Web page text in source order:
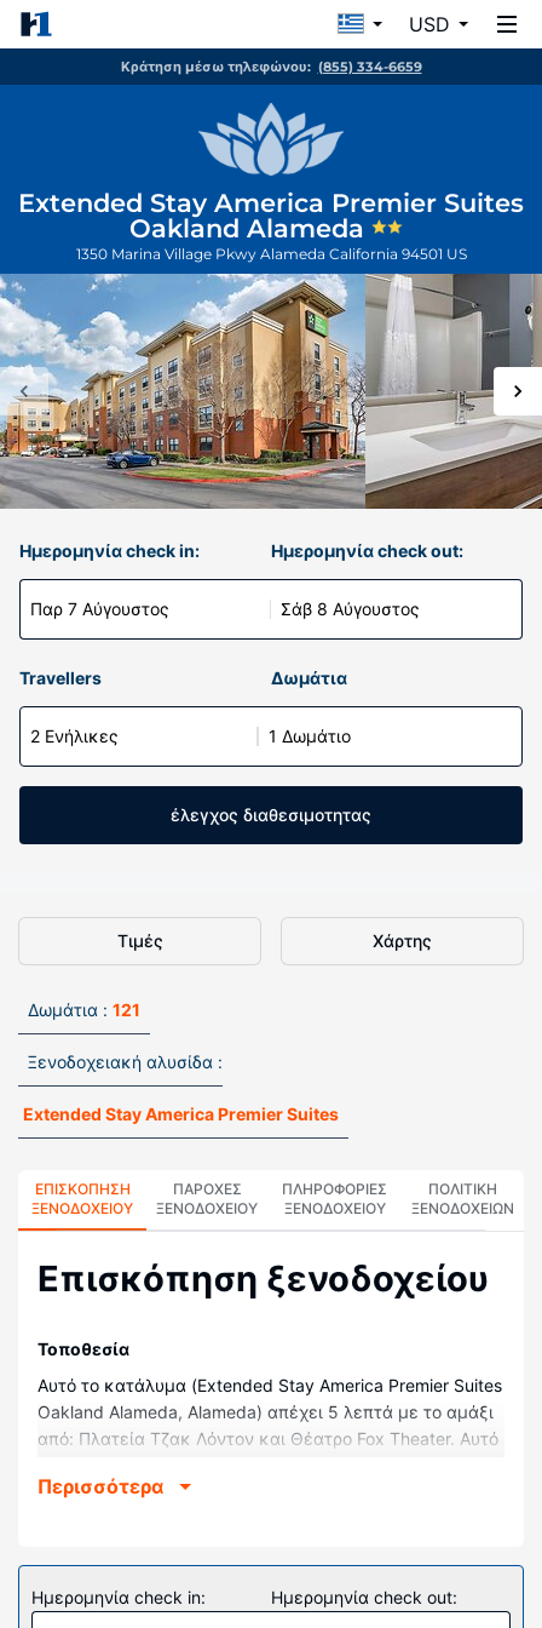
USD
Κράτηση μέσω τηλεφώνου: (855) 334-6659
Extended Stay America Premier Suites
Oakland Alameda
1350 Marina Village Pkwy Alameda California 94501 US
Ημερομηνία check in:
Παρ 7 Αύγουστος
Ημερομηνία check out:
Σάβ 8 Αύγουστος
Travellers Δωμάτια
2 Ενήλικες 1 Δωμάτιο
έλεγχος διαθεσιμοτητας
Τιμές Χάρτης
Δωμάτια : 121
Ξενοδοχειακή αλυσίδα :
Extended Stay America Premier Suites
ΕΠΙΣΚΌΠΗΣΗ
ΞΕΝΟΔΟΧΕΊΟΥ
ΠΑΡΟΧΕΣ
ΞΕΝΟΔΟΧΕΙΟΥ
ΠΛΗΡΟΦΟΡΊΕΣ
ΞΕΝΟΔΟΧΕΊΟΥ
ΠΟΛΙΤΙΚΗ
ΞΕΝΟΔΟΧΕΊΩΝ
Επισκόπηση ξενοδοχείου
Τοποθεσία
Αυτό το κατάλυμα (Extended Stay America Premier Suites
Oakland Alameda, Alameda) απέχει 5 λεπτά με το αμάξι
από: Πλατεία Τζακ Λόντον και Θέατρο Fox Theater. Αυτό
Φρανσίσκο και 19,7 χλμ. από: Συνεδριακό Κέντρο
Νιώστε σαν στο σπίτι σας σε ένα από τα 121 δωμάτιά
μας, τα οποία διαθέτουν κουζίνες με ψυγεία και
Περισσότερα
Ημερομηνία check in: Ημερομηνία check out: